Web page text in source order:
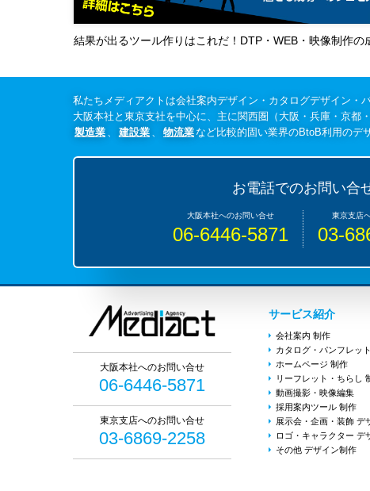
結果が出るツール作りはこれだ！DTP・WEB・映像制作の
私たちメディアクトは会社案内デザイン・カタログデザイン・
大阪本社と東京支社を中心に、主に関西圏（大阪・兵庫・京都
製造業
建設業 物流業など比較的固い業界のBtoB利用のデ
お電話でのお問い合
06-6446-5871 03-
06-6446-5871
03-6869-2258
サービス紹介
会社案内 制作
カタログ・パンフレッ
ホームページ 制作
リーフレット・ちらし
動画撮影・映像編集
採用案内ツール 制作
展示会・企画・装飾 デ
ロゴ・キャラクター デ
その他 デザイン制作